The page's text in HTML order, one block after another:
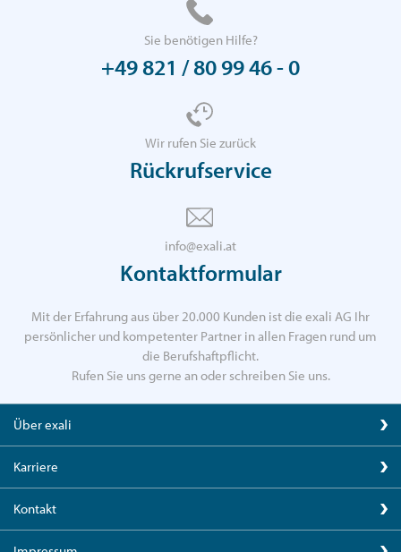
Sie benötigen Hilfe?
+49 821 / 80 99 46 - 0
Wir rufen Sie zurück
Rückrufservice
info@exali.at
Kontaktformular
Mit der Erfahrung aus über 20.000 Kunden ist die exali AG Ihr
persönlicher und kompetenter Partner in allen Fragen rund um
die Berufshaftpflicht.
Rufen Sie uns gerne an oder schreiben Sie uns.
Über exali
Karriere
Kontakt